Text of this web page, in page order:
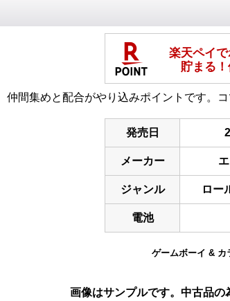
間集めと配合がやり込みポイントです。
発売日
メーカー
ジャンル ロー
電池
ゲームボーイ & カ
画像はサンプルです。中古品の